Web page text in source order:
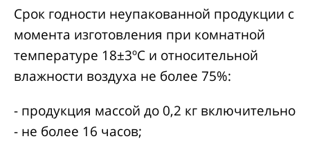
Срок годности неупакованной продукции с
момента изготовления при комнатной
температуре 18±3ºС и относительной
влажности воздуха не более 75%:
- продукция массой до 0,2 кг включительно
- не более 16 часов;